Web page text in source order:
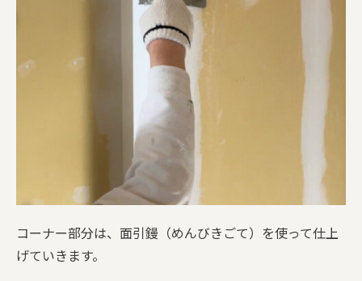
コーナー部分は、面引鏝（めんびきごて）を使って仕上
げていきます。